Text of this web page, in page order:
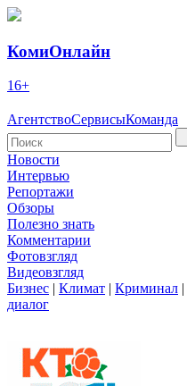
КомиОнлайн
16+
АгентствоСервисыКоманда
Новости
Интервью
Репортажи
Обзоры
Полезно знать
Комментарии
Фотовзгляд
Видеовзгляд
Бизнес | Климат | Криминал |
диалог